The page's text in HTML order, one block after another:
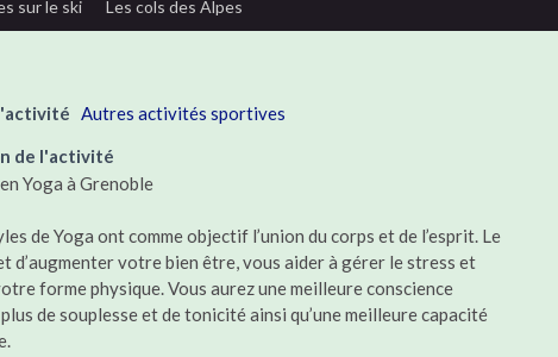
sur le ski Les cols des Alpes
Autres activités sportives
de l'activité
Yoga à Grenoble
de Yoga ont comme objectif l’union du corps et de l’esprit. Le
d’augmenter votre bien être, vous aider à gérer le stress et
forme physique. Vous aurez une meilleure conscience
de souplesse et de tonicité ainsi qu’une meilleure capacité